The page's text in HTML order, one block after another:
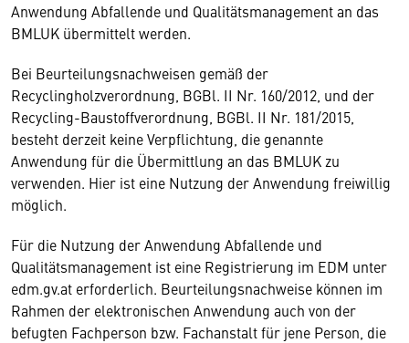
Anwendung Abfallende und Qualitätsmanagement an das
BMLUK übermittelt werden.
Bei Beurteilungsnachweisen gemäß der
Recyclingholzverordnung, BGBl. II Nr. 160/2012, und der
Recycling-Baustoffverordnung, BGBl. II Nr. 181/2015,
besteht derzeit keine Verpflichtung, die genannte
Anwendung für die Übermittlung an das BMLUK zu
verwenden. Hier ist eine Nutzung der Anwendung freiwillig
möglich.
Für die Nutzung der Anwendung Abfallende und
Qualitätsmanagement ist eine Registrierung im EDM unter
edm.gv.at erforderlich. Beurteilungsnachweise können im
Rahmen der elektronischen Anwendung auch von der
befugten Fachperson bzw. Fachanstalt für jene Person, die